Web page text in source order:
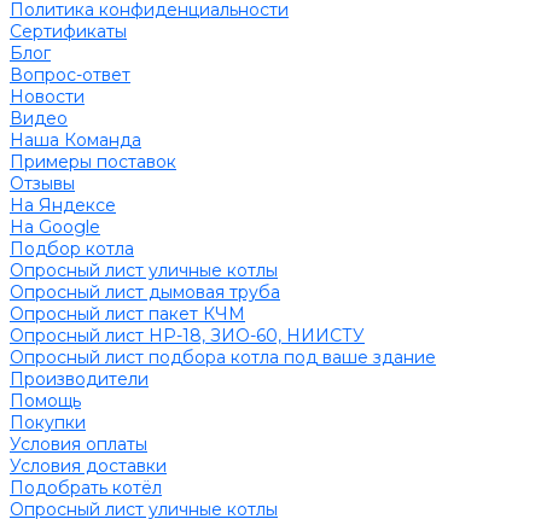
Политика конфиденциальности
Сертификаты
Блог
Вопрос-ответ
Новости
Видео
Наша Команда
Примеры поставок
Отзывы
На Яндексе
На Google
Подбор котла
Опросный лист уличные котлы
Опросный лист дымовая труба
Опросный лист пакет КЧМ
Опросный лист НР-18, ЗИО-60, НИИСТУ
Опросный лист подбора котла под ваше здание
Производители
Помощь
Покупки
Условия оплаты
Условия доставки
Подобрать котёл
Опросный лист уличные котлы